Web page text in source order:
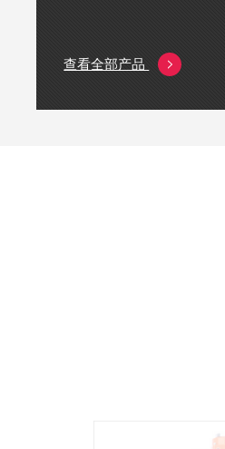
查看全部产品